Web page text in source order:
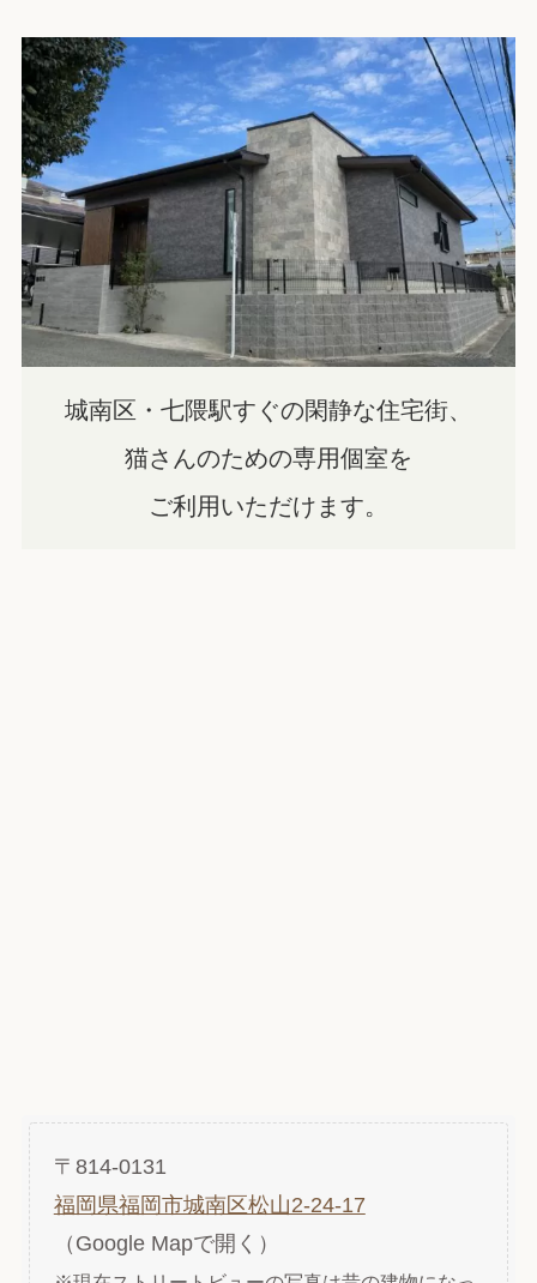
城南区・七隈駅すぐの閑静な住宅街、
猫さんのための専用個室を
ご利用いただけます。
〒814-0131
福岡県福岡市城南区松山2-24-17
（Google Mapで開く）